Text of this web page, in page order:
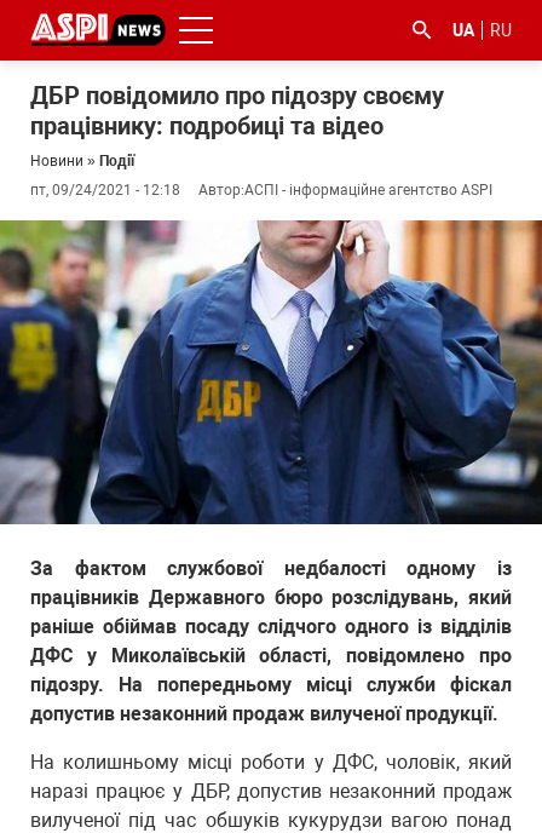
UA RU
ДБР повідомило про підозру своєму
працівнику: подробиці та відео
Новини » Події
пт, 09/24/2021 - 12:18
Автор:АСПІ - інформаційне агентство ASPI
За фактом службової недбалості одному із
працівників Державного бюро розслідувань, який
раніше обіймав посаду слідчого одного із відділів
ДФС у Миколаївській області, повідомлено про
підозру. На попередньому місці служби фіскал
допустив незаконний продаж вилученої продукції.
На колишньому місці роботи у ДФС, чоловік, який
наразі працює у ДБР, допустив незаконний продаж
вилученої під час обшуків кукурудзи вагою понад
#ООС
#боротьба
з
корупцією
#ДФС #Київ #коронавірус